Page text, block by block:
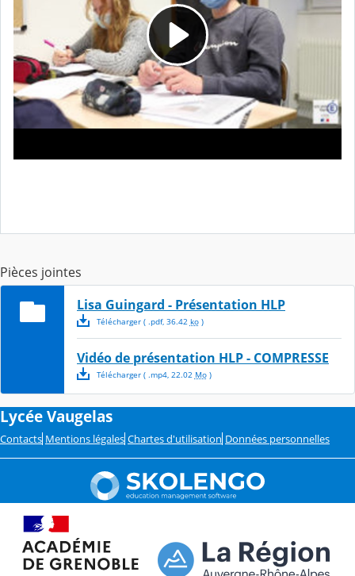
Pièces jointes
Lisa Guingard - Présentation HLP
Télécharger( .pdf, 36.42 ko)
Vidéo de présentation HLP - COMPRESSE
Télécharger( .mp4, 22.02 Mo)
Lycée Vaugelas
Contacts Mentions légales Chartes d'utilisation Données personnelles